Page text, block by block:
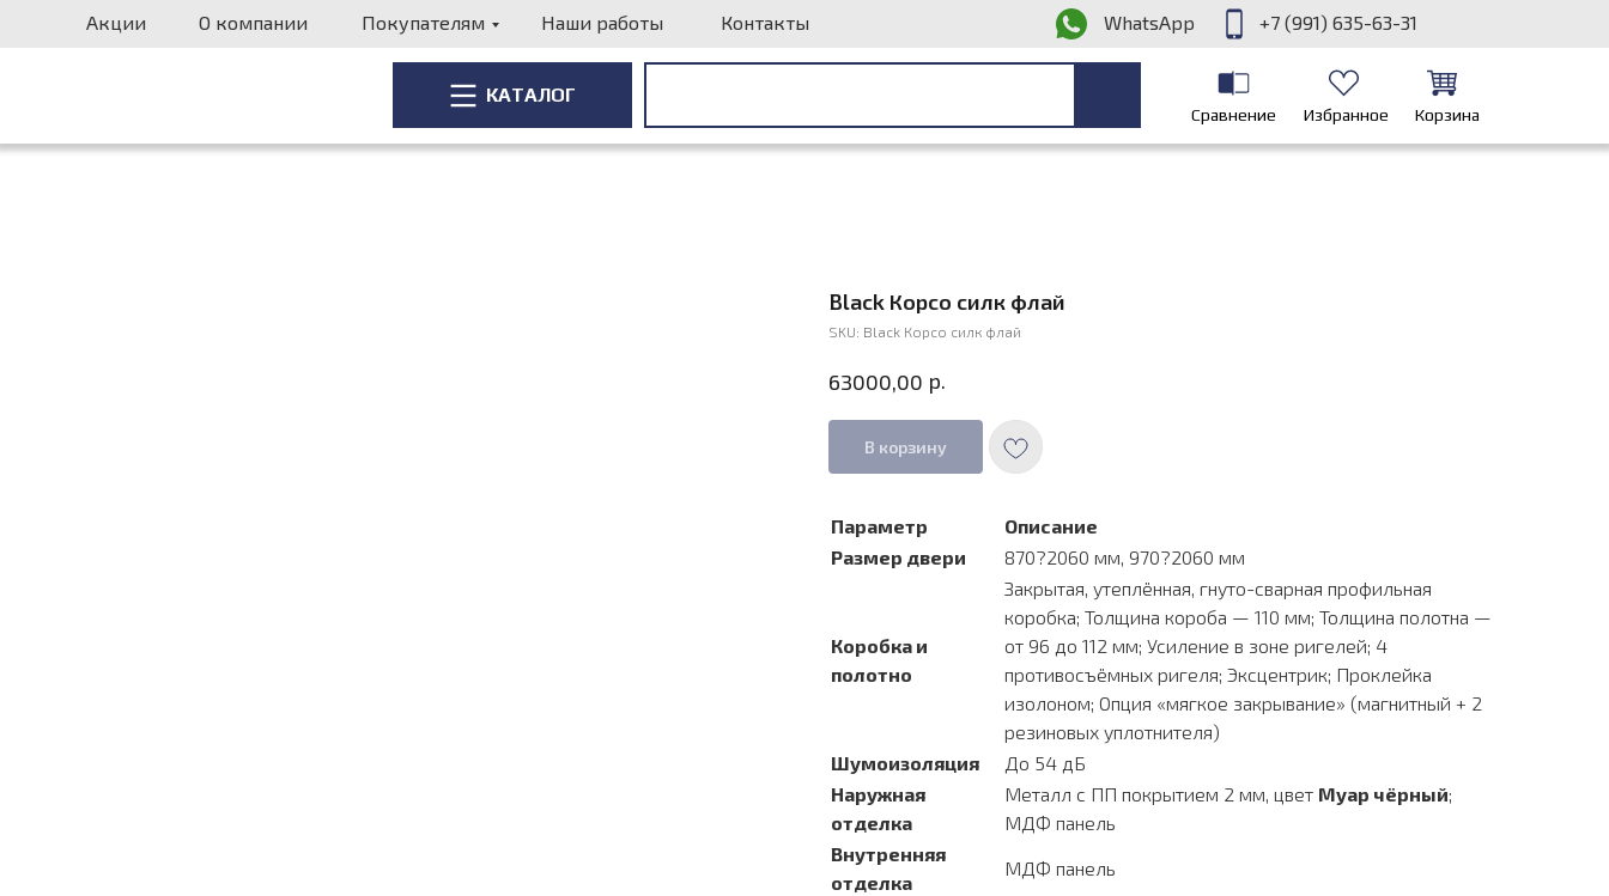
Акции О компании Покупателям Наши работы Контакты WhatsApp +7 (991) 635-63-31
КАТАЛОГ
Сравнение Избранное Корзина
Black Корсо силк флай
SKU: Black Корсо силк флай
63000,00 р.
В корзину
Параметр
Описание
Размер двери
870?2060 мм, 970?2060 мм
Коробка и
полотно
Закрытая, утеплённая, гнуто-сварная профильная
коробка; Толщина короба — 110 мм; Толщина полотна —
от 96 до 112 мм; Усиление в зоне ригелей; 4
противосъёмных ригеля; Эксцентрик; Проклейка
изолоном; Опция «мягкое закрывание» (магнитный + 2
резиновых уплотнителя)
Шумоизоляция
До 54 дБ
Наружная
отделка
Металл с ПП покрытием 2 мм, цвет Муар чёрный;
МДФ панель
Внутренняя
отделка
МДФ панель